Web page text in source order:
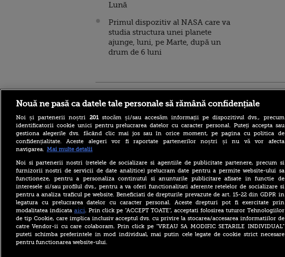
Lună
Primul dispozitiv al NASA care va
studia structura unei planete
ajunge, luni, pe Marte, după un
drum de 6 luni
româncă a fost arestată în
Germania pentru spionaj în
favoarea Rusiei
Alerta West Nile: două
persoane au murit, iar
numărul cazurilor a ajuns la
10. Măsurile de protecție
împotriva țânțarilor
Ce le-a spus Donald Trump
donatorilor despre
succesorul său pentru
Nouă ne pasă ca datele tale personale să rămână confidențiale
Noi și partenerii noștri 201stocăm și/sau accesăm informații pe dispozitivul dvs., precum
identificatorii cookie unici pentru prelucrarea datelor cu caracter personal. Puteți accepta sau
gestiona alegerile dvs. făcând clic mai jos sau în orice moment, pe pagina cu politica de
confidențialitate. Aceste alegeri vor fi raportate partenerilor noștri și nu vă vor afecta
navigarea. Mai multe detalii
Noi si partenerii nostri (retelele de socializare si agentiile de publicitate partenere, precum si
furnizorii nostri de servicii de date analitice) prelucram date pentru a permite website-ului sa
functioneze, pentru a personaliza continutul si anunturile publicitare afisate in functie de
interesele si/sau profilul dvs., pentru a va oferi functionalitati aferente retelelor de socializare si
pentru a analiza traficul pe website. Beneficiati de drepturile prevazute de art. 15-22 din GDPR in
legatura cu prelucrarea datelor cu caracter personal. Aceste drepturi pot fi exercitate prin
modalitatea indicata aici. Prin click pe “ACCEPT TOATE”, acceptati folosirea tuturor Tehnologiilor
de tip Cookie, care implica inclusiv acceptul dvs. cu privire la stocarea/accesarea informatiilor de
catre Vendor-ii cu care colaboram. Prin click pe “VREAU SA MODIFIC SETARILE INDIVIDUAL”
puteti schimba preferintele in mod individual, mai putin cele legate de cookie strict necesare
pentru functionarea website-ului.